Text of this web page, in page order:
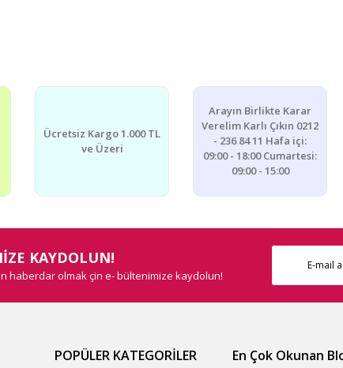
Ücretsiz Kargo 1.000 TL
ve Üzeri
Arayın Birlikte Karar
Verelim Karlı Çıkın 0212
- 236 84 11 Hafa içi:
09:00 - 18:00 Cumartesi:
09:00 - 15:00
KAYDOLUN!
haberdar olmak çin e- bültenimize kaydolun!
POPÜLER KATEGORİLER
En Çok Okunan